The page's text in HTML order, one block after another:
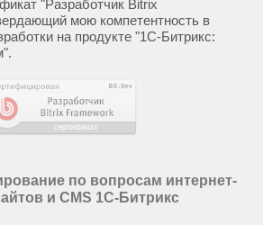
"Разработчик Bitrix
мою компетентность в
на продукте "1С-Битрикс:
по вопросам интернет-
и CMS 1С-Битрикс